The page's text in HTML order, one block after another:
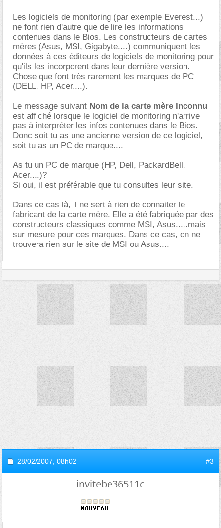
Les logiciels de monitoring (par exemple Everest...)
ne font rien d'autre que de lire les informations
contenues dans le Bios. Les constructeurs de cartes
mères (Asus, MSI, Gigabyte....) communiquent les
données à ces éditeurs de logiciels de monitoring pour
qu'ils les incorporent dans leur dernière version.
Chose que font très rarement les marques de PC
(DELL, HP, Acer....).
Le message suivant Nom de la carte mère Inconnu
est affiché lorsque le logiciel de monitoring n'arrive
pas à interpréter les infos contenues dans le Bios.
Donc soit tu as une ancienne version de ce logiciel,
soit tu as un PC de marque....
As tu un PC de marque (HP, Dell, PackardBell,
Acer....)?
Si oui, il est préférable que tu consultes leur site.
Dans ce cas là, il ne sert à rien de connaiter le
fabricant de la carte mère. Elle a été fabriquée par des
constructeurs classiques comme MSI, Asus.....mais
sur mesure pour ces marques. Dans ce cas, on ne
trouvera rien sur le site de MSI ou Asus....
28/02/2007, 08h02 #3
invitebe36511c